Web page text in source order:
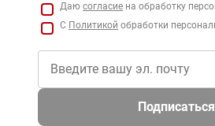
Даю согласие на обработку
С Политикой обработки
Подписаться